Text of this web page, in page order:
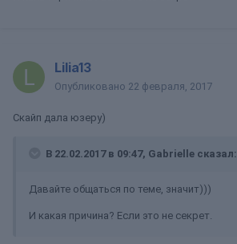
Lilia13
Опубликовано 22 февраля, 2017
Скайп дала юзеру)
В 22.02.2017 в 09:47, Gabrielle сказал:
Давайте общаться по теме, значит)))
И какая причина? Если это не секрет.